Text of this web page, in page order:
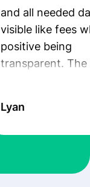
and all needed
visible like fees
positive being
transparent. The
the exchange
at Profee is very
Lyan